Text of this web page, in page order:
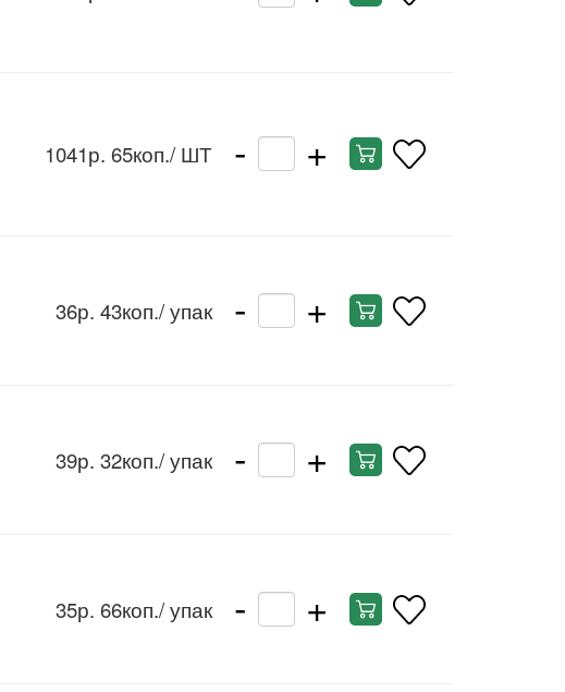
1041р. 65коп./ ШТ - +
36р. 43коп./ упак - +
39р. 32коп./ упак - +
35р. 66коп./ упак - +